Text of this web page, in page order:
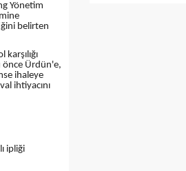
Yönetim
belirten
önce Ürdün'e,
ihaleye
ihtiyacını
ipliği